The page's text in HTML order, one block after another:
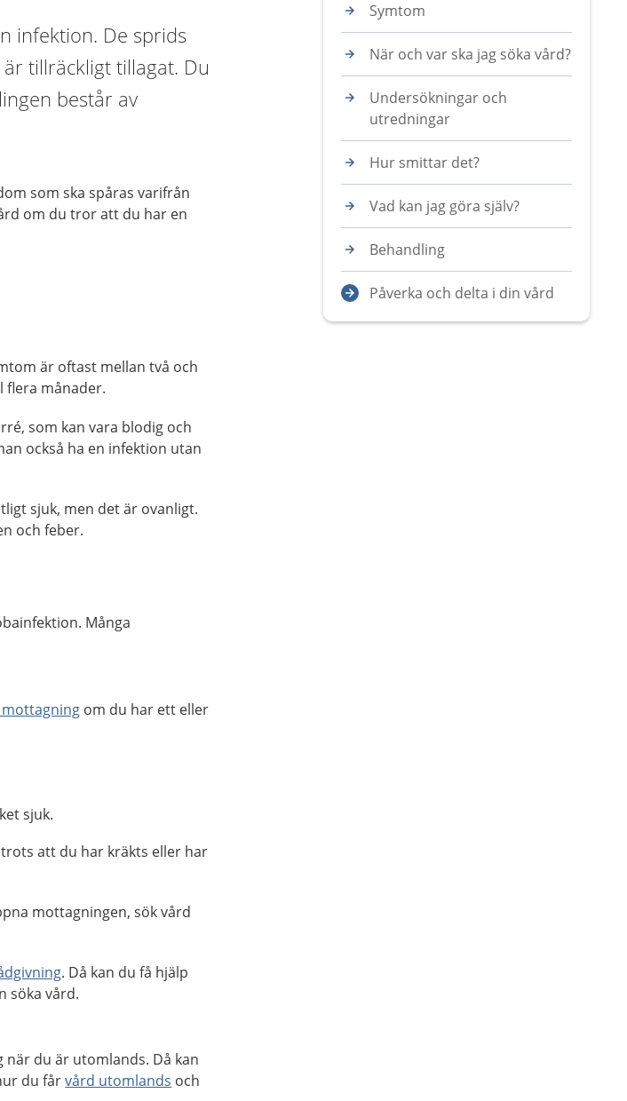
infektion. De sprids
tillräckligt tillagat. Du
består av
som ska spåras varifrån
om du tror att du har en
är oftast mellan två och
flera månader.
som kan vara blodig och
också ha en infektion utan
sjuk, men det är ovanligt.
och feber.
Många
om du har ett eller
sjuk.
att du har kräkts eller har
mottagningen, sök vård
. Då kan du få hjälp
söka vård.
när du är utomlands. Då kan
du fårvård utomlands och
Symtom
När och var ska jag söka vård?
Undersökningar och
utredningar
Hur smittar det?
Vad kan jag göra själv?
Behandling
Påverka och delta i din vård